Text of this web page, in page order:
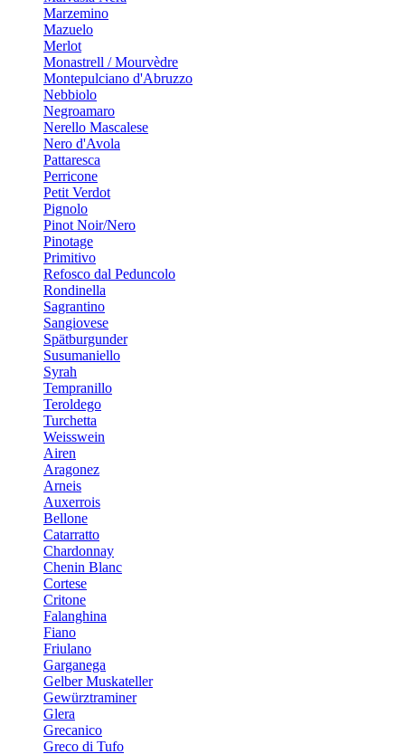
Marzemino
Mazuelo
Merlot
Monastrell / Mourvèdre
Montepulciano d'Abruzzo
Nebbiolo
Negroamaro
Nerello Mascalese
Nero d'Avola
Pattaresca
Perricone
Petit Verdot
Pignolo
Pinot Noir/Nero
Pinotage
Primitivo
Refosco dal Peduncolo
Rondinella
Sagrantino
Sangiovese
Spätburgunder
Susumaniello
Syrah
Tempranillo
Teroldego
Turchetta
Weisswein
Airen
Aragonez
Arneis
Auxerrois
Bellone
Catarratto
Chardonnay
Chenin Blanc
Cortese
Critone
Falanghina
Fiano
Friulano
Garganega
Gelber Muskateller
Gewürztraminer
Glera
Grecanico
Greco di Tufo